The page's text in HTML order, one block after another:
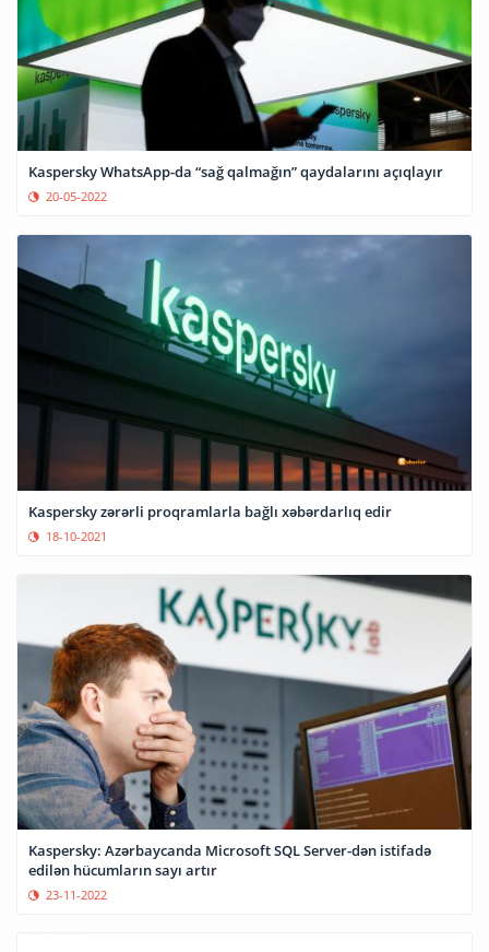
Kaspersky WhatsApp-da “sağ qalmağın” qaydalarını açıqlayır
20-05-2022
Kaspersky zərərli proqramlarla bağlı xəbərdarlıq edir
18-10-2021
Kaspersky: Azərbaycanda Microsoft SQL Server-dən istifadə
edilən hücumların sayı artır
23-11-2022